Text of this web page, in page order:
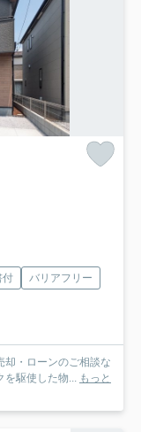
付
バリアフリー
却・ローンのご相談な
駆使した物...
もっと